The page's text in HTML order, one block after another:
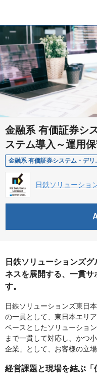
金融系 有価証券シ
ステム導入～運用保
金融系 有価証券
日鉄ソリューショ
日鉄ソリューションズ
ネスを展開する、一貫
す。
日鉄ソリューションズ東日
の一員として、東日本エリ
ベースとしたソリューショ
まで一貫して対応し、かつ
企業」として、お客様の立
経営課題と現場を結ぶ「